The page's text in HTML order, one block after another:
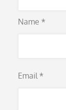
Name *
Email *